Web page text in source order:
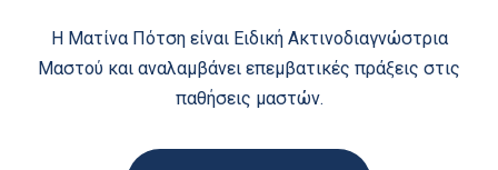
Η Ματίνα Πότση είναι Ειδική Ακτινοδιαγνώστρια
Μαστού και αναλαμβάνει επεμβατικές πράξεις στις
παθήσεις μαστών.